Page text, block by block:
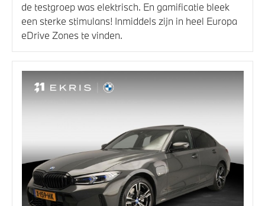
de testgroep was elektrisch. En gamificatie bleek
een sterke stimulans! Inmiddels zijn in heel Europa
eDrive Zones te vinden.